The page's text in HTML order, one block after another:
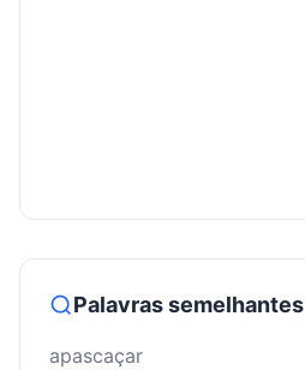
Palavras semelhantes
apascaçar